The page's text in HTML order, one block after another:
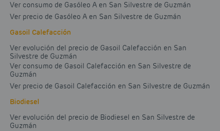
Ver consumo de Gasóleo A en San Silvestre de Guzmán
Ver precio de Gasóleo A en San Silvestre de Guzmán
Gasoil Calefacción
Ver evolución del precio de Gasoil Calefacción en San
Silvestre de Guzmán
Ver consumo de Gasoil Calefacción en San Silvestre de
Guzmán
Ver precio de Gasoil Calefacción en San Silvestre de Guzmán
Biodiesel
Ver evolución del precio de Biodiesel en San Silvestre de
Guzmán